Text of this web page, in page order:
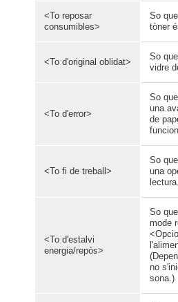
<To reposar
consumibles>
So
tòner
<To d'original oblidat>
So
vidre
<To d'error>
So
una
de
<To fi de treball>
So
una
lectura.
<To d'estalvi
energia/repòs>
So
mode
no
sona.)